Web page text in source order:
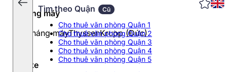
Tìm theo Quận Cũ
Cho thuê văn phòng Quận 1
Cho thuê văn phòng Quận 2
Cho thuê văn phòng Quận 3
Cho thuê văn phòng Quận 4
Cho thuê văn phòng Quận 5
Thang máy
03 tháng máyThyssenKrupp (Đức)
Đỗ xe